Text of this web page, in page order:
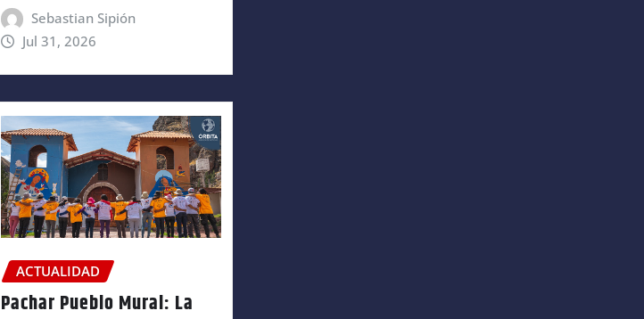
Sebastian Sipión
Jul 31, 2026
ACTUALIDAD
Pachar Pueblo Mural: La